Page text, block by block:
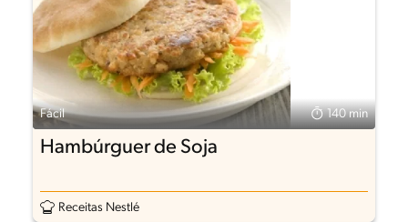
Fácil 140 min
Hambúrguer de Soja
Receitas Nestlé